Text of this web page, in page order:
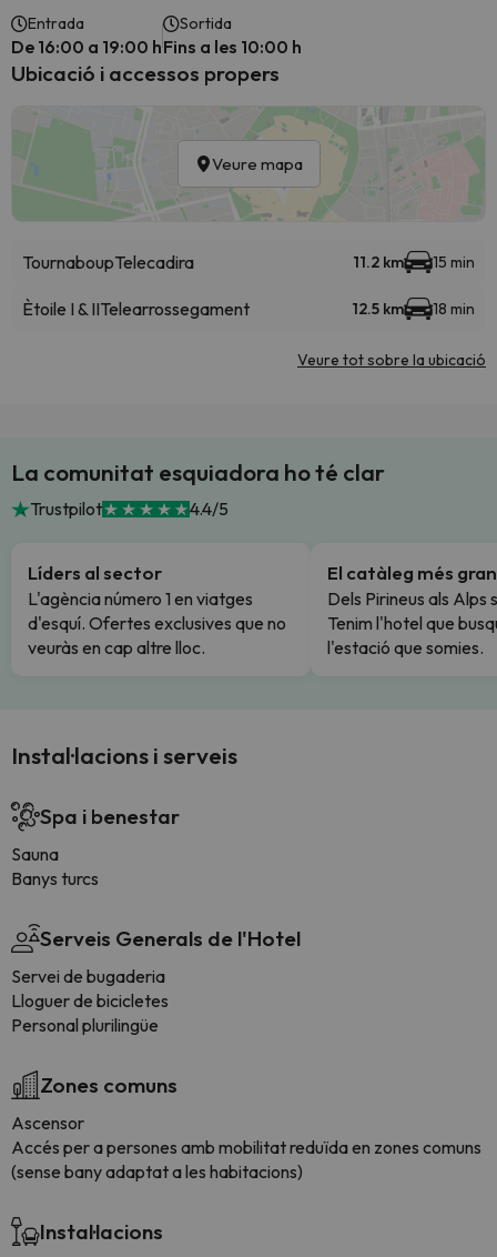
Entrada
De 16:00 a 19:00 h
Sortida
Fins a les 10:00 h
Ubicació i accessos propers
Veure mapa
TournaboupTelecadira 11.2 km 15 min
Ètoile I & IITelearrossegament 12.5 km 18 min
Veure tot sobre la ubicació
La comunitat esquiadora ho té clar
Trustpilot 4.4/5
Líders al sector
L'agència número 1 en viatges
d'esquí. Ofertes exclusives que no
veuràs en cap altre lloc.
El catàleg més gran
Dels Pirineus als Alps
Tenim l'hotel que
l'estació que somies.
Instal·lacions i serveis
Spa i benestar
Sauna
Banys turcs
Serveis Generals de l'Hotel
Servei de bugaderia
Lloguer de bicicletes
Personal plurilingüe
Zones comuns
Ascensor
Accés per a persones amb mobilitat reduïda en zones comuns
(sense bany adaptat a les habitacions)
Instal·lacions